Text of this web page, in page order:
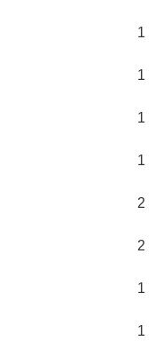
1
1
1
1
2
2
1
1